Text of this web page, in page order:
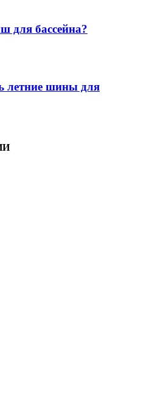
для бассейна?
летние шины для